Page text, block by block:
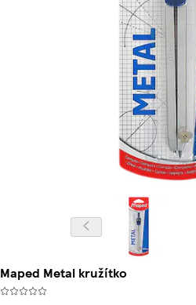
Maped Metal kružítko